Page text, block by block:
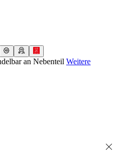
an Nebenteil Weitere